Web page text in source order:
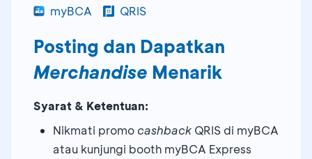
myBCA QRIS
Posting dan Dapatkan
Merchandise Menarik
Syarat & Ketentuan:
Nikmati promo cashback QRIS di myBCA
atau kunjungi booth myBCA Express